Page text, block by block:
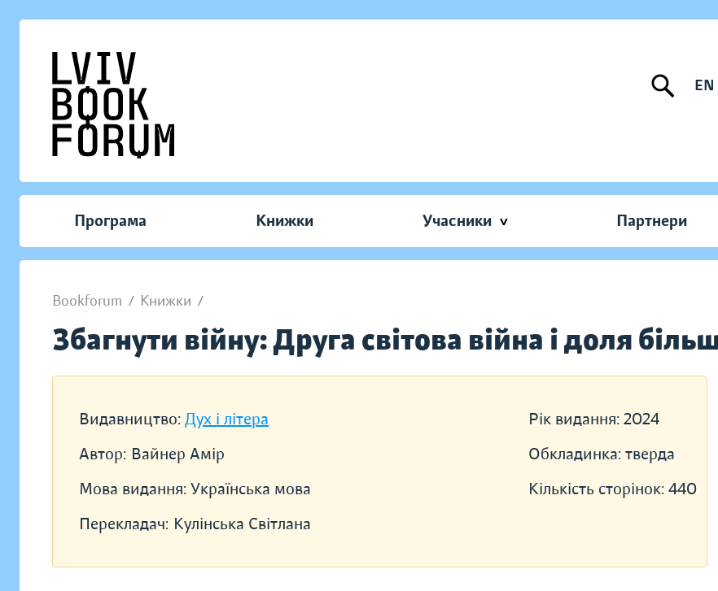
EN
Програма Книжки Учасники Партнери
Bookforum / Книжки /
Збагнути війну: Друга світова війна і доля
Видавництво: Дух і літера
Автор: Вайнер Амір
Мова видання: Українська мова
Перекладач: Кулінська Світлана
Рік видання: 2024
Обкладинка: тверда
Кількість сторінок: 440